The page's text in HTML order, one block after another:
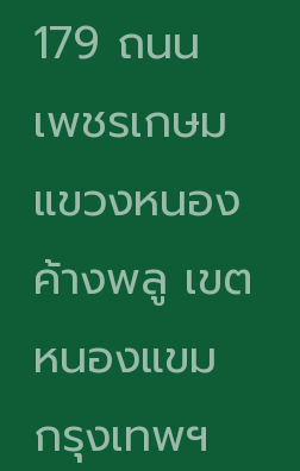
179 ถนน
เพชรเกษม
แขวงหนอง
ค้างพลู เขต
หนองแขม
กรุงเทพฯ